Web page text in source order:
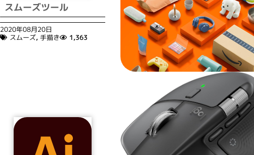
スムーズツール
2020年08月20日
スムーズ, 手描き 1,363